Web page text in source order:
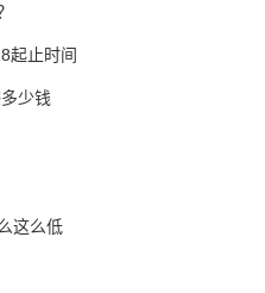
起止时间
少钱
这么低